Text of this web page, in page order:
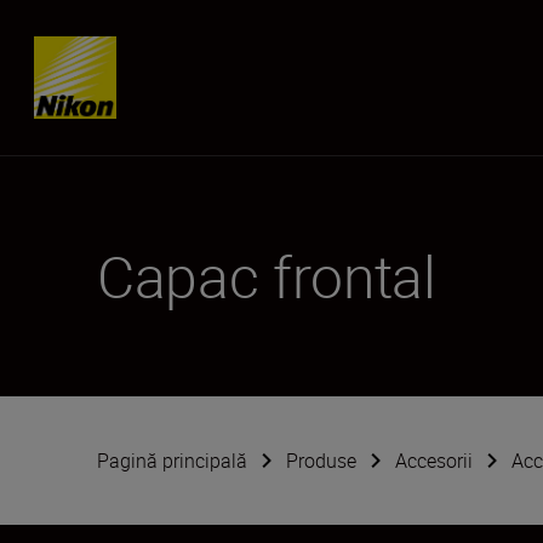
Skip content
Capac frontal
Pagină principală Produse Accesorii